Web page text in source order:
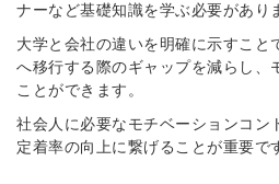
ナーなど基礎知識を学ぶ必要があり
大学と会社の違いを明確に示すこと
へ移行する際のギャップを減らし、
ことができます。
社会人に必要なモチベーションコン
定着率の向上に繋げることが重要で